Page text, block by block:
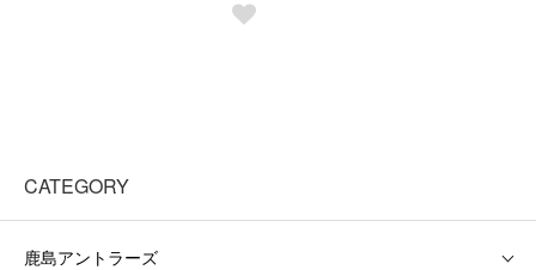
CATEGORY
鹿島アントラーズ